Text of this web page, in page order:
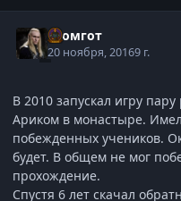
Громгот
20 ноября, 20169 г.
В 2010 запускал игру
Ариком в монастыре.
побежденных учеников.
будет. В общем не мог
прохождение.
Спустя 6 лет скачал